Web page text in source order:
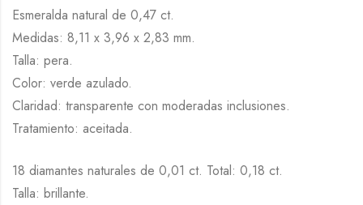
Esmeralda natural de 0,47 ct.
Medidas: 8,11 x 3,96 x 2,83 mm.
Talla: pera.
Color: verde azulado.
Claridad: transparente con moderadas inclusiones.
Tratamiento: aceitada.
18 diamantes naturales de 0,01 ct. Total: 0,18 ct.
Talla: brillante.